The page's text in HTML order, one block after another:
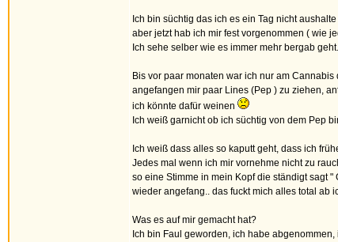
Ich bin süchtig das ich es ein Tag nicht
aber jetzt hab ich mir fest vorgenommen ( wie
Ich sehe selber wie es immer mehr bergab
Bis vor paar monaten war ich nur am
angefangen mir paar Lines (Pep ) zu ziehen,
ich könnte dafür weinen
Ich weiß garnicht ob ich süchtig von dem Pep
Ich weiß dass alles so kaputt geht, dass ich
Jedes mal wenn ich mir vornehme nicht zu
so eine Stimme in mein Kopf die ständigt sagt
wieder angefang.. das fuckt mich alles total ab
Was es auf mir gemacht hat?
Ich bin Faul geworden, ich habe